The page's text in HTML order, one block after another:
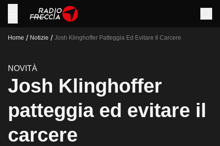
Home / Notizie / Josh Klinghoffer Patteggia Ed Evitare Il Carcere
NOVITÀ
Josh Klinghoffer
patteggia ed evitare il
carcere